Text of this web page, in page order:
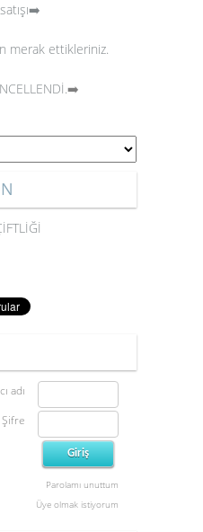
merak ettikleriniz.
➡️
adı
Şifre
Parolamı unuttum
Üye olmak istiyorum